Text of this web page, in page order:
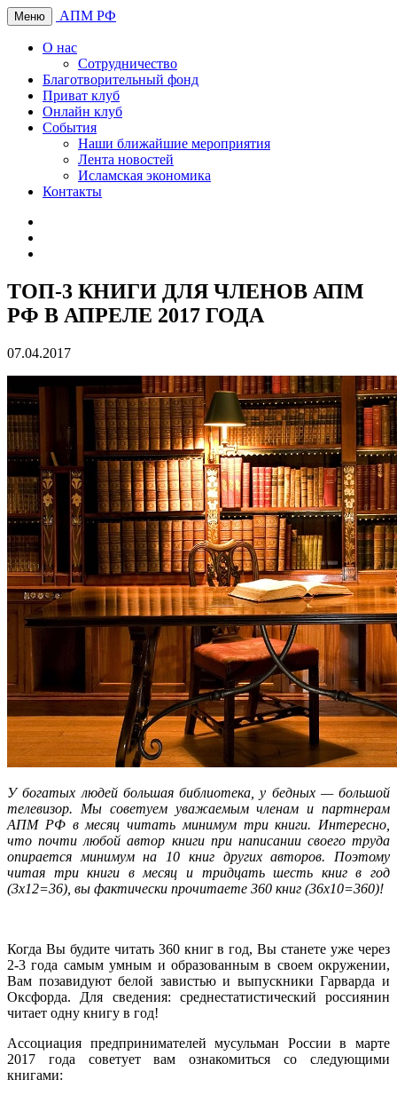
Меню АПМ РФ
О нас
Сотрудничество
Благотворительный фонд
Приват клуб
Онлайн клуб
События
Наши ближайшие мероприятия
Лента новостей
Исламская экономика
Контакты
ТОП-3 КНИГИ ДЛЯ ЧЛЕНОВ АПМ
РФ В АПРЕЛЕ 2017 ГОДА
07.04.2017
У богатых людей большая библиотека, у бедных — большой
телевизор. Мы советуем уважаемым членам и партнерам
АПМ РФ в месяц читать минимум три книги. Интересно,
что почти любой автор книги при написании своего труда
опирается минимум на 10 книг других авторов. Поэтому
читая три книги в месяц и тридцать шесть книг в год
(3х12=36), вы фактически прочитаете 360 книг (36х10=360)!
Когда Вы будите читать 360 книг в год, Вы станете уже через
2-3 года самым умным и образованным в своем окружении,
Вам позавидуют белой завистью и выпускники Гарварда и
Оксфорда. Для сведения: среднестатистический россиянин
читает одну книгу в год!
Ассоциация предпринимателей мусульман России в марте
2017 года советует вам ознакомиться со следующими
книгами: